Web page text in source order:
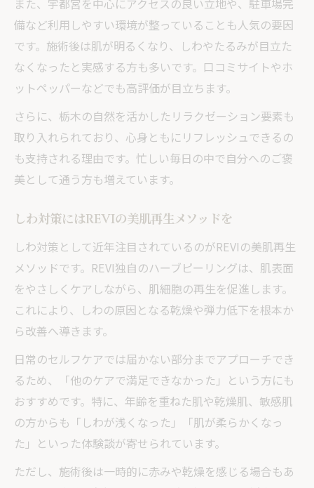
また、宇都宮を中心にアクセスの良い立地や、駐車場完
備など利用しやすい環境が整っていることも人気の要因
です。施術後は肌が明るくなり、しわやたるみが目立た
なくなったと実感する方も多いです。口コミサイトやホ
ットペッパーなどでも高評価が目立ちます。
さらに、栃木の自然を活かしたリラクゼーション要素も
取り入れられており、心身ともにリフレッシュできるの
も支持される理由です。忙しい毎日の中で自分へのご褒
美として通う方も増えています。
しわ対策にはREVIの美肌再生メソッドを
しわ対策として近年注目されているのがREVIの美肌再生
メソッドです。REVI独自のハーブピーリングは、肌表面
をやさしくケアしながら、肌細胞の再生を促進します。
これにより、しわの原因となる乾燥や弾力低下を根本か
ら改善へ導きます。
日常のセルフケアでは届かない部分までアプローチでき
るため、「他のケアで満足できなかった」という方にも
おすすめです。特に、年齢を重ねた肌や乾燥肌、敏感肌
の方からも「しわが浅くなった」「肌が柔らかくなっ
た」といった体験談が寄せられています。
ただし、施術後は一時的に赤みや乾燥を感じる場合もあ